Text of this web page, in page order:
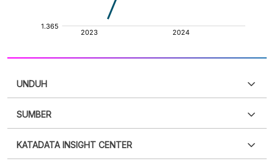
UNDUH
XLS
SUMBER
punya akun?Silakan Daftar sekarang
KATADATA INSIGHT CENTER